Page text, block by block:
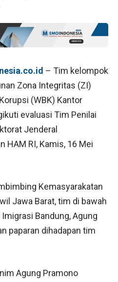
– Tim kelompok
Zona Integritas (ZI)
(WBK) Kantor
evaluasi Tim Penilai
Jenderal
HAM RI, Kamis, 16 Mei
Kemasyarakatan
Jawa Barat, tim di bawah
Bandung, Agung
paparan dihadapan tim
Agung Pramono